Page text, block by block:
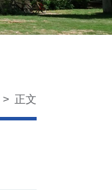
> 正文